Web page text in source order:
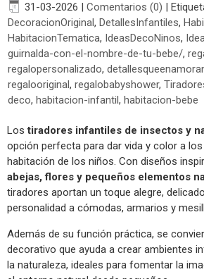
31-03-2026 | Comentarios (0) |
DecoracionOriginal, DetallesInfantiles,
HabitacionTematica, IdeasDecoNinos,
guirnalda-con-el-nombre-de-tu-bebe/,
regalopersonalizado,
regalooriginal, regalobabyshower,
deco, habitacion-infantil, habitacion-bebe
Lostiradores infantiles de insectos y
opción perfecta para dar vida y color a
habitación de los niños. Con diseños
abejas, flores y pequeños elementos
tiradores aportan un toque alegre,
personalidad a cómodas, armarios y
Además de su función práctica, se
decorativo que ayuda a crear ambientes
la naturaleza, ideales para fomentar la